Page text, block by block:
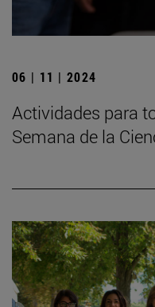
06 | 11 | 2024
Actividades para
Semana de la